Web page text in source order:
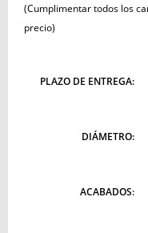
(Cumplimentar todos los
precio)
PLAZO DE ENTREGA:
DIÁMETRO:
ACABADOS: